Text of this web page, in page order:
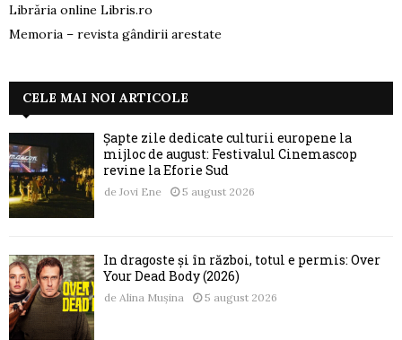
Librăria online Libris.ro
Memoria – revista gândirii arestate
CELE MAI NOI ARTICOLE
Șapte zile dedicate culturii europene la
mijloc de august: Festivalul Cinemascop
revine la Eforie Sud
de Jovi Ene 5 august 2026
În dragoste și în război, totul e permis: Over
Your Dead Body (2026)
de Alina Mușina 5 august 2026